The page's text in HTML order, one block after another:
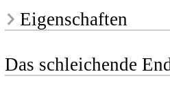
Eigenschaften
Das schleichende